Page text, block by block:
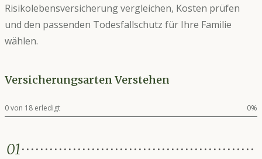
Risikolebensversicherung vergleichen, Kosten prüfen
und den passenden Todesfallschutz für Ihre Familie
wählen.
Versicherungsarten Verstehen
0von 18 erledigt 0%
01